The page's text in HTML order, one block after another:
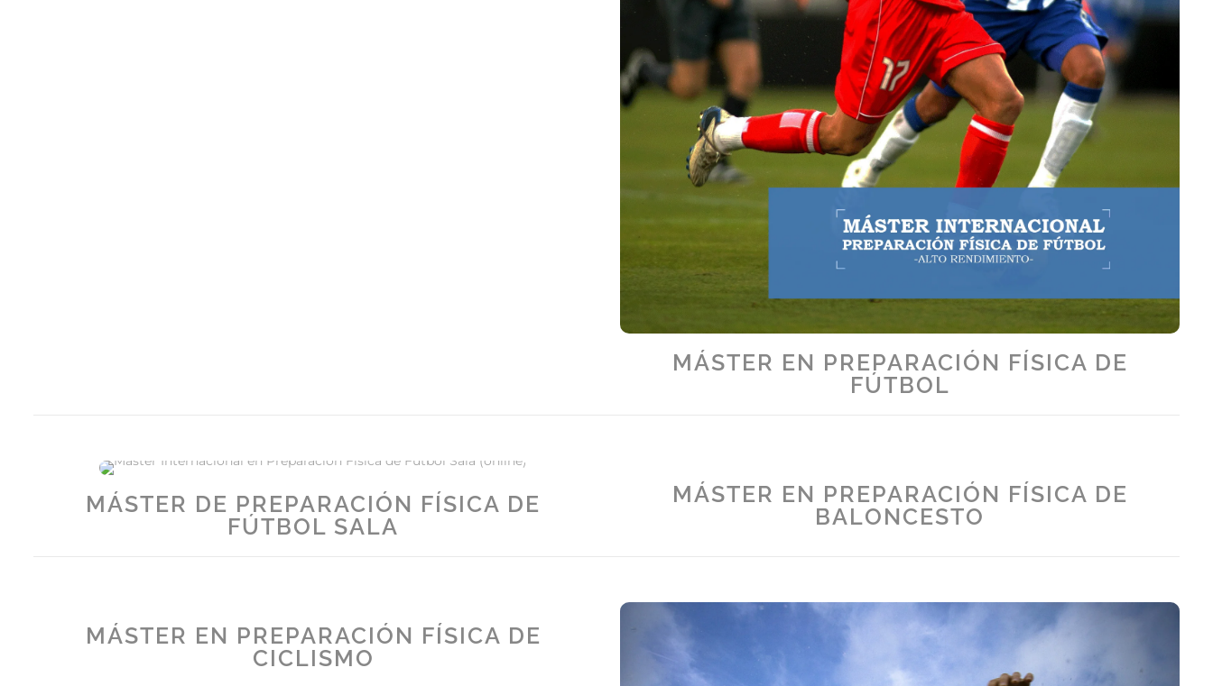
MÁSTER EN PREPARACIÓN FÍSICA DE
FÚTBOL
MÁSTER DE PREPARACIÓN FÍSICA DE
FÚTBOL SALA
MÁSTER EN PREPARACIÓN FÍSICA DE
BALONCESTO
MÁSTER EN PREPARACIÓN FÍSICA DE
CICLISMO